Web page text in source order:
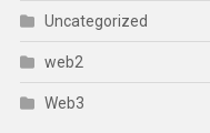
Uncategorized
web2
Web3